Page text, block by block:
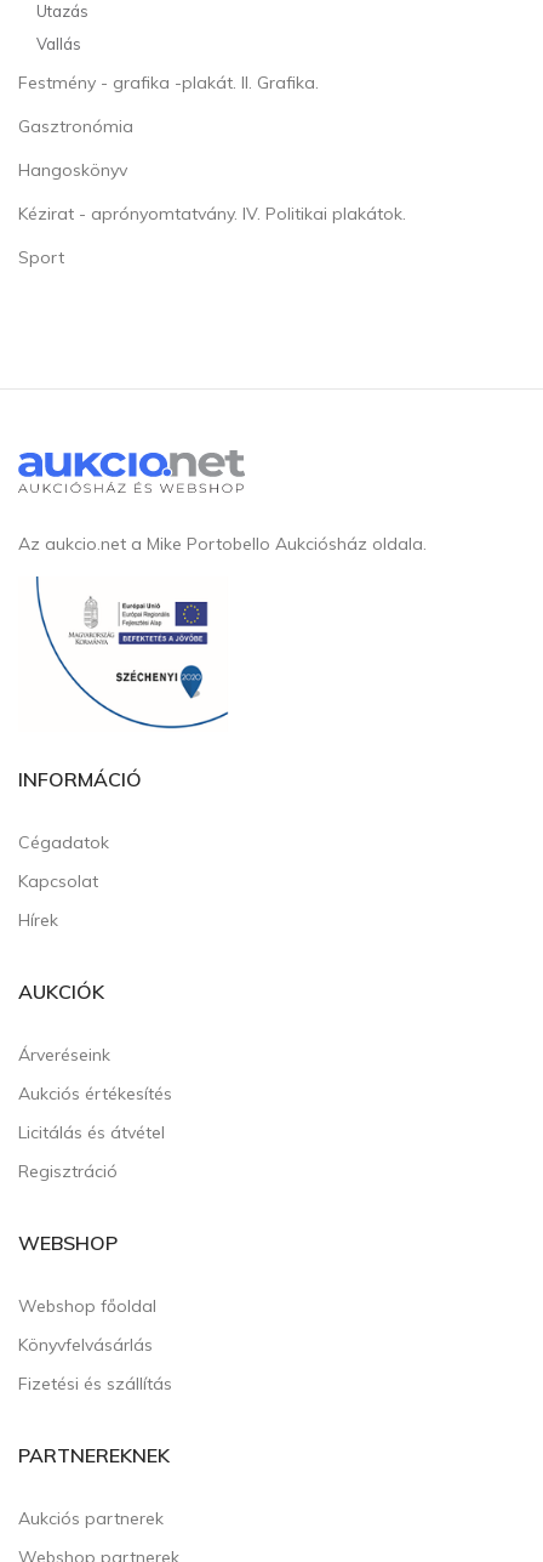
Utazás
Vallás
Festmény - grafika -plakát. II. Grafika.
Gasztronómia
Hangoskönyv
Kézirat - aprónyomtatvány. IV. Politikai plakátok.
Sport
Az aukcio.net a Mike Portobello Aukciósház oldala.
INFORMÁCIÓ
Cégadatok
Kapcsolat
Hírek
AUKCIÓK
Árveréseink
Aukciós értékesítés
Licitálás és átvétel
Regisztráció
WEBSHOP
Webshop főoldal
Könyvfelvásárlás
Fizetési és szállítás
PARTNEREKNEK
Aukciós partnerek
Webshop partnerek